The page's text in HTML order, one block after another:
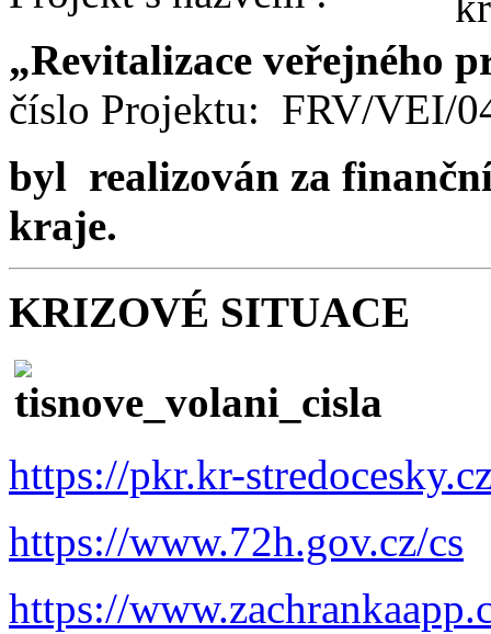
„Revitalizace veřejného
číslo Projektu: FRV/VEI/
byl realizován za
kraje.
KRIZOVÉ SITUACE
https://pkr.kr-
https://www.72h.gov.cz/cs
https://